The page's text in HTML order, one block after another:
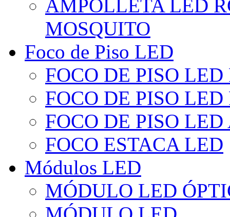
AMPOLLETA LED
MOSQUITO
Foco de Piso LED
FOCO DE PISO
FOCO DE PISO
FOCO DE PISO
FOCO ESTACA LED
Módulos LED
MÓDULO LED